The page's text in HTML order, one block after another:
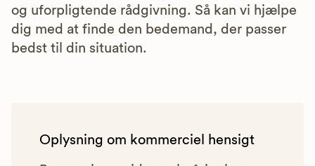
og uforpligtende rådgivning. Så kan vi hjælpe
dig med at finde den bedemand, der passer
bedst til din situation.
Oplysning om kommerciel hensigt